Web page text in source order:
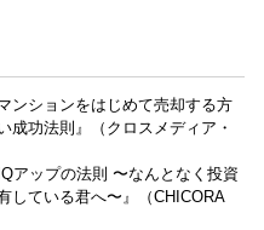
ンションをはじめて売却する方
成功法則』（クロスメディア・
アップの法則 〜なんとなく投資
している君へ〜』（CHICORA